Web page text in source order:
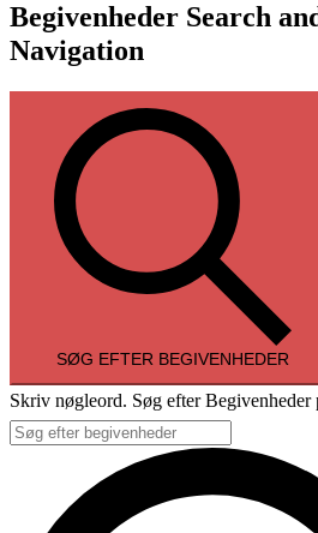
Begivenheder Search
Navigation
SØG EFTER BEGIVENHEDER
Skriv nøgleord. Søg efter Begivenheder